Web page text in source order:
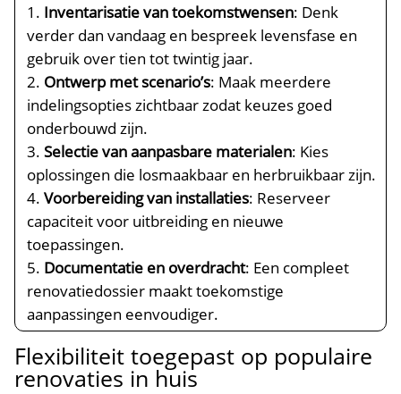
Inventarisatie van toekomstwensen: Denk
verder dan vandaag en bespreek levensfase en
gebruik over tien tot twintig jaar.​
Ontwerp met scenario’s: Maak meerdere
indelingsopties zichtbaar zodat keuzes goed
onderbouwd zijn.​
Selectie van aanpasbare materialen: Kies
oplossingen die losmaakbaar en herbruikbaar zijn.​
Voorbereiding van installaties: Reserveer
capaciteit voor uitbreiding en nieuwe
toepassingen.​
Documentatie en overdracht: Een compleet
renovatiedossier maakt toekomstige
aanpassingen eenvoudiger.​
Flexibiliteit toegepast op populaire
renovaties in huis